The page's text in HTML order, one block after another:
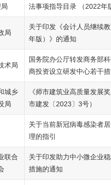
法事项指导目录 （2022年
局
关于印发《会计人员继续
年版）》的通知
术局
国务院办公厅转发商务部
商投资设立研发中心若干
城乡
局
《师市建筑业高质量发展
市建发〔2023〕3号）
关于当前新冠病毒感染者
理的指引
联合
关于印发助力中小微企业
措施的通知